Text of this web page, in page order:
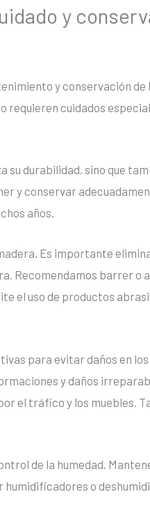
y
y conservación de
requieren cuidados
su durabilidad, sino que
y conservar
años.
Es importante
Recomendamos barrer o
el uso de productos
para evitar daños en
y daños
el tráfico y los muebles.
de la humedad.
humidificadores o